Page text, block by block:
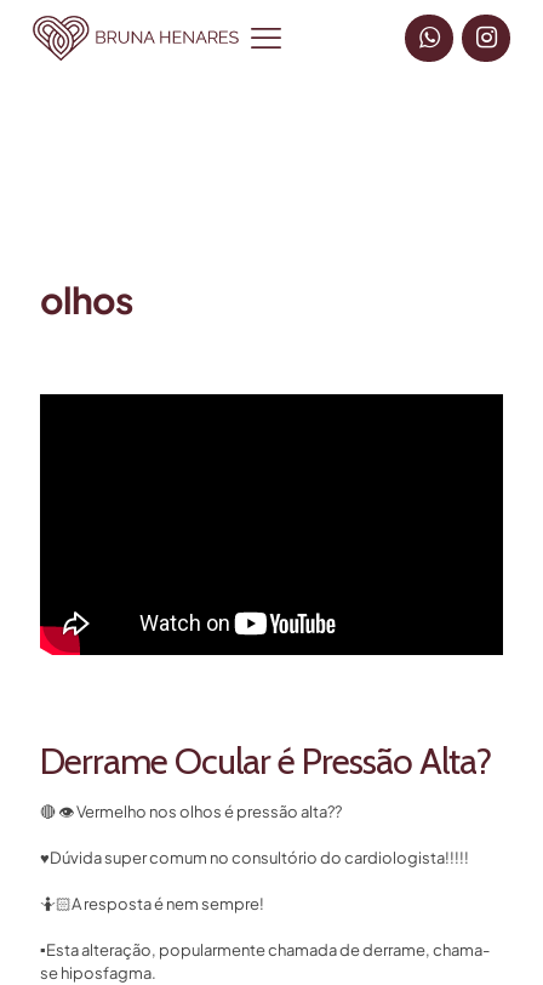
olhos
Derrame Ocular é Pressão Alta?
🔴👁Vermelho nos olhos é pressão alta??⁣
♥️Dúvida super comum no consultório do cardiologista!!!!!⁣
🤷🏻A resposta é nem sempre!⁣
▪️Esta alteração, popularmente chamada de derrame, chama-
se hiposfagma. ⁣